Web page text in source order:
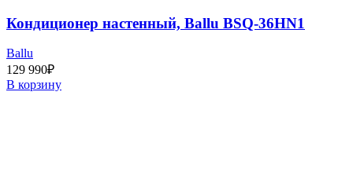
Кондиционер настенный, Ballu BSQ-36HN1
Ballu
129 990₽
В корзину